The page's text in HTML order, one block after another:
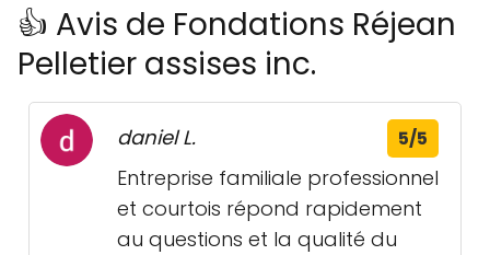
👍 Avis de Fondations Réjean
Pelletier assises inc.
daniel L. 5/5
Entreprise familiale professionnel
et courtois répond rapidement
au questions et la qualité du